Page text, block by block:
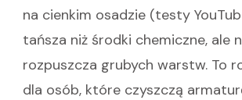
na cienkim osadzie (testy
tańsza niż środki chemiczne, ale
rozpuszcza grubych warstw. To
dla osób, które czyszczą